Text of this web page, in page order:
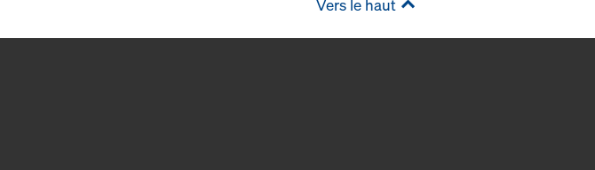
Vers le haut